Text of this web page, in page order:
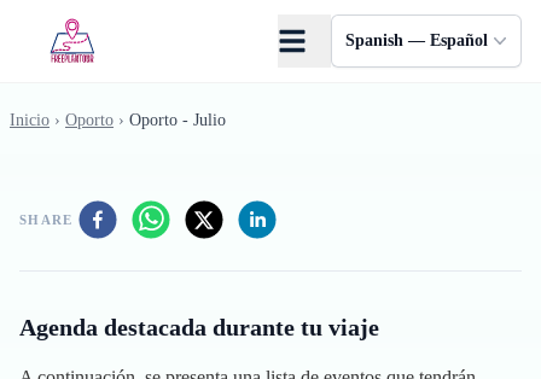
Spanish — Español
Inicio › Oporto › Oporto - Julio
SHARE
Agenda destacada durante tu viaje